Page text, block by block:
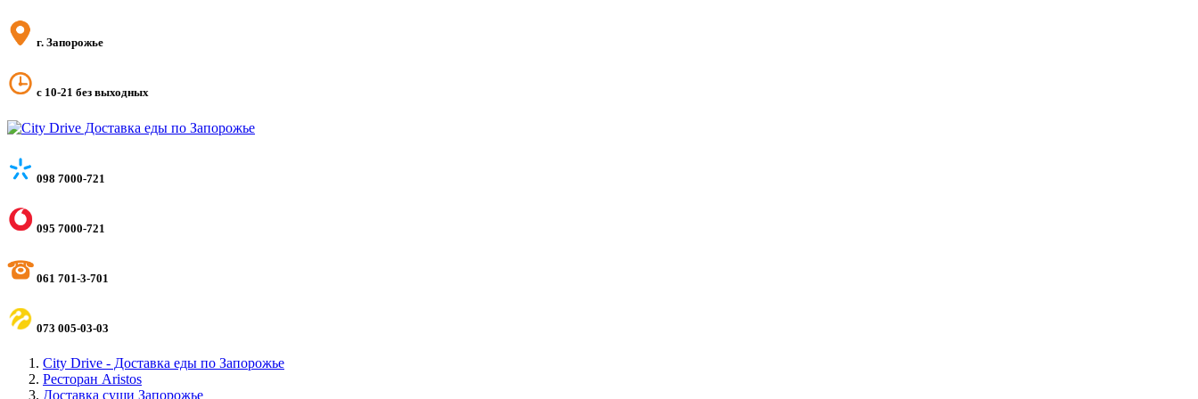
г. Запорожье
с 10-21 без выходных
098 7000-721
095 7000-721
061 701-3-701
073 005-03-03
City Drive - Доставка еды по Запорожье
Ресторан Aristos
Доставка суши Запорожье